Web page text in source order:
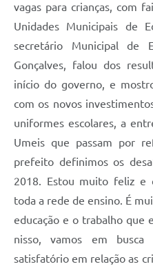
vagas para crianças, com
Unidades Municipais de
secretário Municipal de
Gonçalves, falou dos
início do governo, e
com os novos
uniformes escolares, a
Umeis que passam por
prefeito definimos os
2018. Estou muito feliz e
toda a rede de ensino. É
educação e o trabalho que
nisso, vamos em
satisfatório em relação as